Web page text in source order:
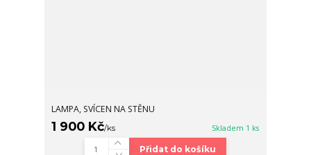
LAMPA, SVÍCEN NA STĚNU
1 900 Kč/ks Skladem 1 ks
Přidat do košíku